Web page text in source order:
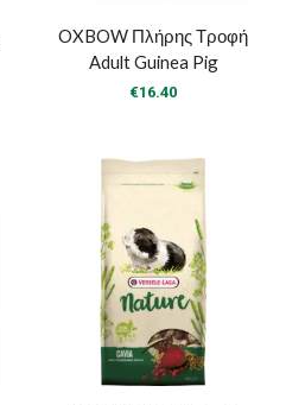
OXBOW Πλήρης Τροφή
Adult Guinea Pig
€16.40